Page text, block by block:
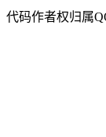
代码作者权归属